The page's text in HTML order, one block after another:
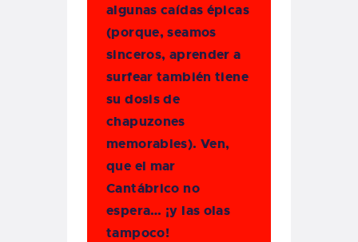
algunas caídas épicas
(porque, seamos
sinceros, aprender a
surfear también tiene
su dosis de
chapuzones
memorables). Ven,
que el mar
Cantábrico no
espera… ¡y las olas
tampoco!